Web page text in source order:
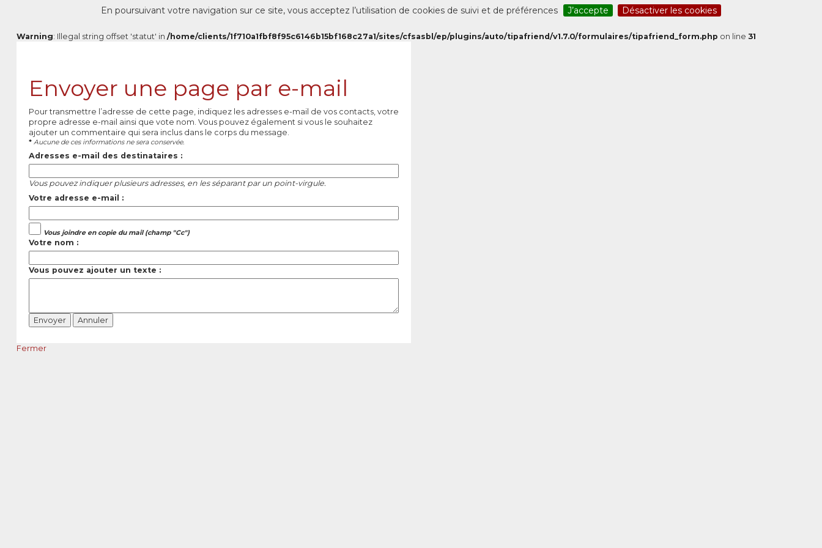
En poursuivant votre navigation sur ce site, vous acceptez l’utilisation de cookies de suivi et de préférences J’accepte Désactiver les cookies
Warning: Illegal string offset 'statut' in /home/clients/1f710a1fbf8f95c6146b15bf168c27a1/sites/cfsasbl/ep/plugins/auto/tipafriend/v1.7.0/formulaires/tipafriend_form.php on line 31
Envoyer une page par e-mail
Pour transmettre l’adresse de cette page, indiquez les adresses e-mail de vos contacts, votre
propre adresse e-mail ainsi que vote nom. Vous pouvez également si vous le souhaitez
ajouter un commentaire qui sera inclus dans le corps du message.
* Aucune de ces informations ne sera conservée.
Adresses e-mail des destinataires :
Vous pouvez indiquer plusieurs adresses, en les séparant par un point-virgule.
Votre adresse e-mail :
Vous joindre en copie du mail (champ "Cc")
Votre nom :
Vous pouvez ajouter un texte :
Fermer